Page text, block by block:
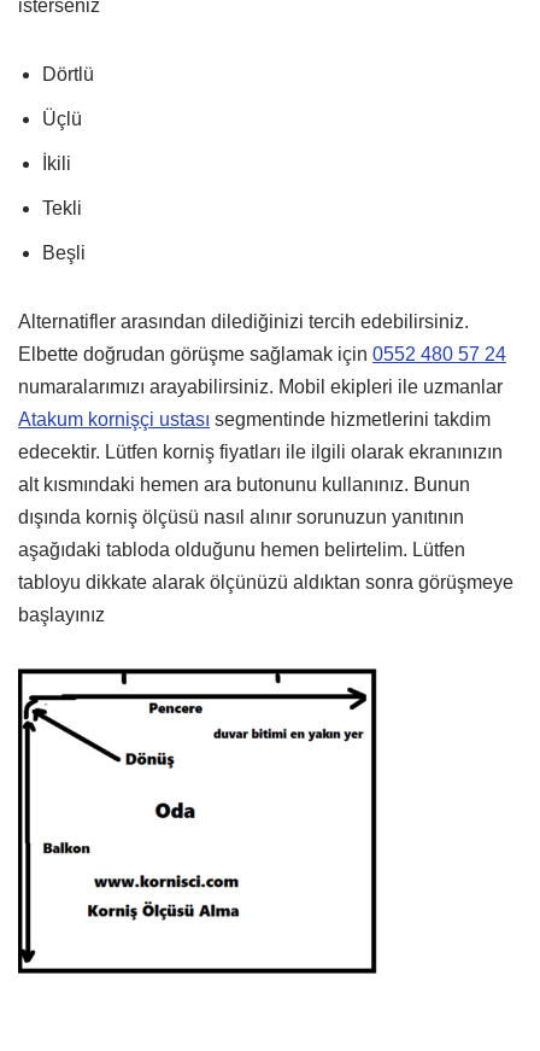
isterseniz
Dörtlü
Üçlü
İkili
Tekli
Beşli
Alternatifler arasından dilediğinizi tercih edebilirsiniz.
Elbette doğrudan görüşme sağlamak için 0552 480 57 24
numaralarımızı arayabilirsiniz. Mobil ekipleri ile uzmanlar
Atakum kornişçi ustası segmentinde hizmetlerini takdim
edecektir. Lütfen korniş fiyatları ile ilgili olarak ekranınızın
alt kısmındaki hemen ara butonunu kullanınız. Bunun
dışında korniş ölçüsü nasıl alınır sorunuzun yanıtının
aşağıdaki tabloda olduğunu hemen belirtelim. Lütfen
tabloyu dikkate alarak ölçünüzü aldıktan sonra görüşmeye
başlayınız